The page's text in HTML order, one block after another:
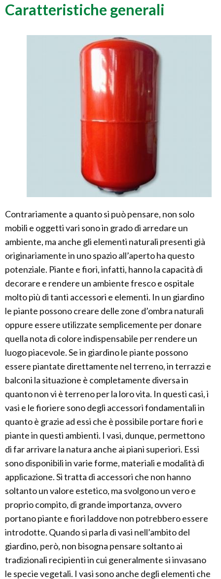
Caratteristiche generali
Contrariamente a quanto si può pensare, non solo
mobili e oggetti vari sono in grado di arredare un
ambiente, ma anche gli elementi naturali presenti già
originariamente in uno spazio all’aperto ha questo
potenziale. Piante e fiori, infatti, hanno la capacità di
decorare e rendere un ambiente fresco e ospitale
molto più di tanti accessori e elementi. In un giardino
le piante possono creare delle zone d’ombra naturali
oppure essere utilizzate semplicemente per donare
quella nota di colore indispensabile per rendere un
luogo piacevole. Se in giardino le piante possono
essere piantate direttamente nel terreno, in terrazzi e
balconi la situazione è completamente diversa in
quanto non vi è terreno per la loro vita. In questi casi, i
vasi e le fioriere sono degli accessori fondamentali in
quanto è grazie ad essi che è possibile portare fiori e
piante in questi ambienti. I vasi, dunque, permettono
di far arrivare la natura anche ai piani superiori. Essi
sono disponibili in varie forme, materiali e modalità di
applicazione. Si tratta di accessori che non hanno
soltanto un valore estetico, ma svolgono un vero e
proprio compito, di grande importanza, ovvero
portano piante e fiori laddove non potrebbero essere
introdotte. Quando si parla di vasi nell’ambito del
giardino, però, non bisogna pensare soltanto ai
tradizionali recipienti in cui generalmente si invasano
le specie vegetali. I vasi sono anche degli elementi che